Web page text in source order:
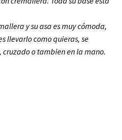
y su asa es muy cómoda,
llevarlo como quieras, se
o tambien en la mano.